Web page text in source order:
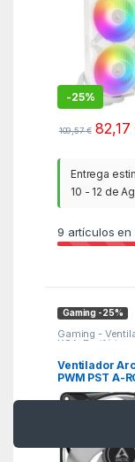
-25%
109,57€ 82,17
Entrega
10 - 12 de
9 artículos en
Gaming -25%
Gaming -
KSA Periféricos
Ventilador
PWM PST A-
14cm/ Negro